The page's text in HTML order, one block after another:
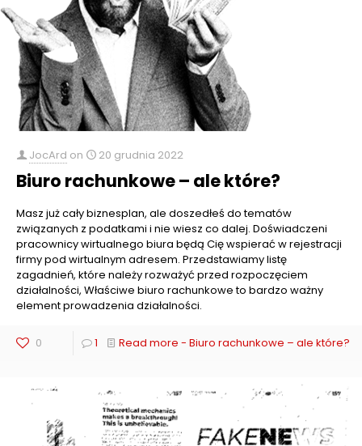
JocArd on 20 grudnia 2022
Biuro rachunkowe – ale które?
Masz już cały biznesplan, ale doszedłeś do tematów
związanych z podatkami i nie wiesz co dalej. Doświadczeni
pracownicy wirtualnego biura będą Cię wspierać w rejestracji
firmy pod wirtualnym adresem. Przedstawiamy listę
zagadnień, które należy rozważyć przed rozpoczęciem
działalności, Właściwe biuro rachunkowe to bardzo ważny
element prowadzenia działalności.
0 1 Read more - Biuro rachunkowe – ale które?